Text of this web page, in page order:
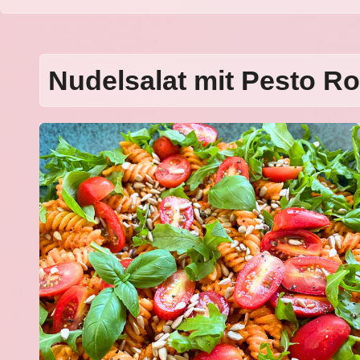
Nudelsalat mit Pesto